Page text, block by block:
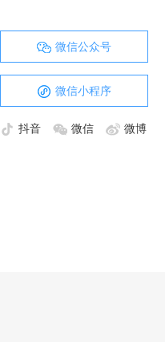
微信公众号
微信小程序
抖音 微信 微博